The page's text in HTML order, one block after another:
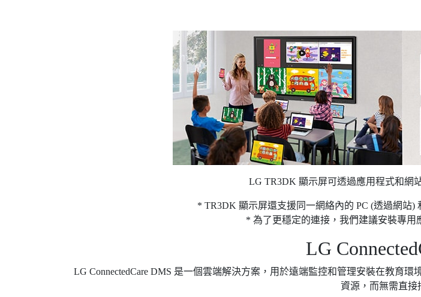
LG TR3DK 顯示屏可透過應用程式和網
* TR3DK 顯示屏還支援同一網絡內的 PC (透過網站)
* 為了更穩定的連接，我們建議安裝專用
LG
LG ConnectedCare DMS 是一個雲端解決方案，用於遠端監控和管理安裝在教育
資源，而無需直接